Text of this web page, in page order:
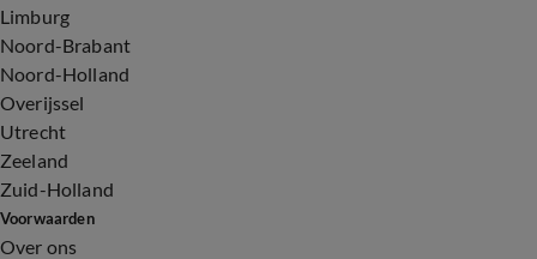
Limburg
Noord-Brabant
Noord-Holland
Overijssel
Utrecht
Zeeland
Zuid-Holland
Voorwaarden
Over ons